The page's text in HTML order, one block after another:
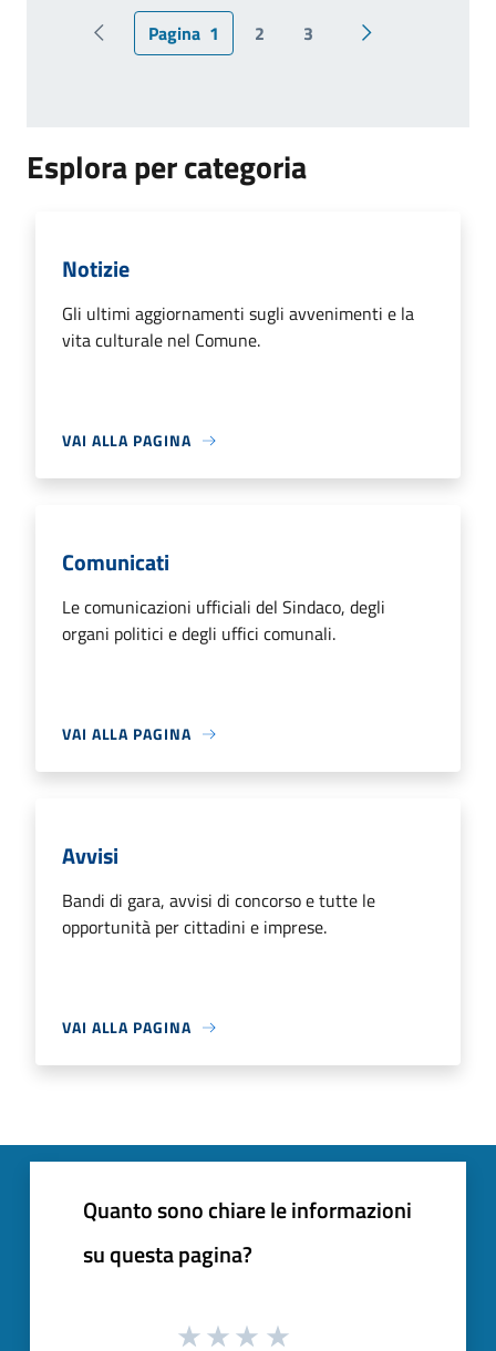
Pagina precedente
Pagina 1 2 3 Pagina
Esplora per categoria
Notizie
Gli ultimi aggiornamenti sugli avvenimenti e la
vita culturale nel Comune.
VAI ALLA PAGINA
Comunicati
Le comunicazioni ufficiali del Sindaco, degli
organi politici e degli uffici comunali.
VAI ALLA PAGINA
Avvisi
Bandi di gara, avvisi di concorso e tutte le
opportunità per cittadini e imprese.
VAI ALLA PAGINA
Quanto sono chiare le informazioni
su questa pagina?